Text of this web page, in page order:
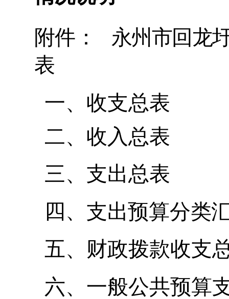
附件：
永州市回龙
表
一、 收支总表
二、 收入总表
三、 支出总表
四 、 支出预算分类
五、 财政拨款收支
六、 一般公共预算